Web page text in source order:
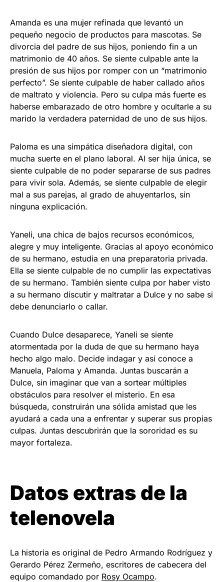
Amanda es una mujer refinada que levantó un
pequeño negocio de productos para mascotas. Se
divorcia del padre de sus hijos, poniendo fin a un
matrimonio de 40 años. Se siente culpable ante la
presión de sus hijos por romper con un “matrimonio
perfecto”. Se siente culpable de haber callado años
de maltrato y violencia. Pero su culpa más fuerte es
haberse embarazado de otro hombre y ocultarle a su
marido la verdadera paternidad de uno de sus hijos.
Paloma es una simpática diseñadora digital, con
mucha suerte en el plano laboral. Al ser hija única, se
siente culpable de no poder separarse de sus padres
para vivir sola. Además, se siente culpable de elegir
mal a sus parejas, al grado de ahuyentarlos, sin
ninguna explicación.
Yaneli, una chica de bajos recursos económicos,
alegre y muy inteligente. Gracias al apoyo económico
de su hermano, estudia en una preparatoria privada.
Ella se siente culpable de no cumplir las expectativas
de su hermano. También siente culpa por haber visto
a su hermano discutir y maltratar a Dulce y no sabe si
debe denunciarlo o callar.
Cuando Dulce desaparece, Yaneli se siente
atormentada por la duda de que su hermano haya
hecho algo malo. Decide indagar y así conoce a
Manuela, Paloma y Amanda. Juntas buscarán a
Dulce, sin imaginar que van a sortear múltiples
obstáculos para resolver el misterio. En esa
búsqueda, construirán una sólida amistad que les
ayudará a cada una a enfrentar y superar sus propias
culpas. Juntas descubrirán que la sororidad es su
mayor fortaleza.
Datos extras de la
telenovela
La historia es original de Pedro Armando Rodríguez y
Gerardo Pérez Zermeño, escritores de cabecera del
equipo comandado por Rosy Ocampo.